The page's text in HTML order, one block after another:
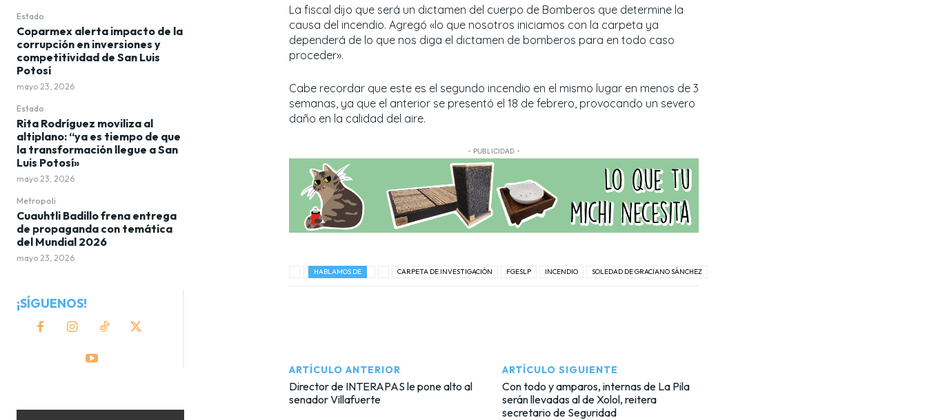
Estado
Coparmex alerta impacto de la
corrupción en inversiones y
competitividad de San Luis
Potosí
mayo 23, 2026
Estado
Rita Rodríguez moviliza al
altiplano: “ya es tiempo de que
la transformación llegue a San
Luis Potosí»
mayo 23, 2026
Metropoli
Cuauhtli Badillo frena entrega
de propaganda con temática
del Mundial 2026
mayo 23, 2026
¡SÍGUENOS!
La fiscal dijo que será un dictamen del cuerpo de Bomberos que determine la
causa del incendio. Agregó «lo que nosotros iniciamos con la carpeta ya
dependerá de lo que nos diga el dictamen de bomberos para en todo caso
proceder».
Cabe recordar que este es el segundo incendio en el mismo lugar en menos de 3
semanas, ya que el anterior se presentó el 18 de febrero, provocando un severo
daño en la calidad del aire.
- PUBLICIDAD -
HABLAMOS DE CARPETA DE INVESTIGACIÓN FGESLP INCENDIO SOLEDAD DE GRACIANO SÁNCHEZ
ARTÍCULO ANTERIOR
Director de INTERAPAS le pone alto al
senador Villafuerte
ARTÍCULO SIGUIENTE
Con todo y amparos, internas de La Pila
serán llevadas al de Xolol, reitera
secretario de Seguridad